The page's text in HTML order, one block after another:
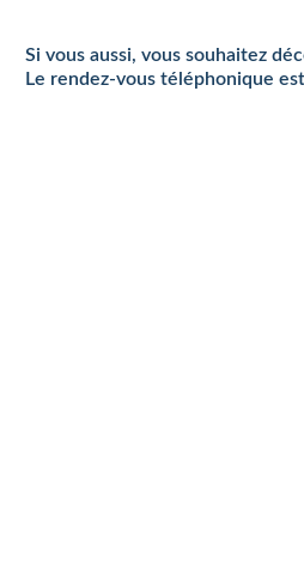
Si vous aussi, vous souhaitez
Le rendez-vous téléphonique